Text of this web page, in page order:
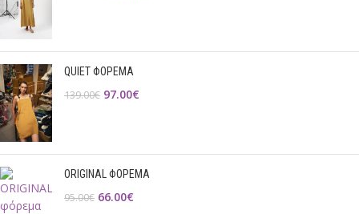
QUIET ΦΟΡΕΜΑ
139.00€ 97.00€
ORIGINAL ΦΟΡΕΜΑ
95.00€ 66.00€